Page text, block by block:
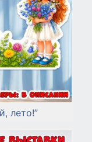
лето!”